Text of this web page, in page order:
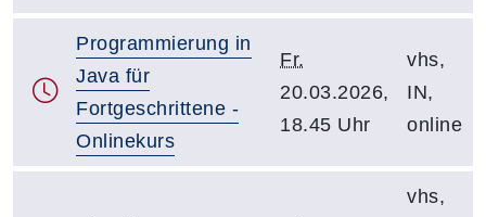
Programmierung in
Java für
Fortgeschrittene -
Onlinekurs
Fr.
20.03.2026,
18.45 Uhr
vhs,
IN,
online
vhs,